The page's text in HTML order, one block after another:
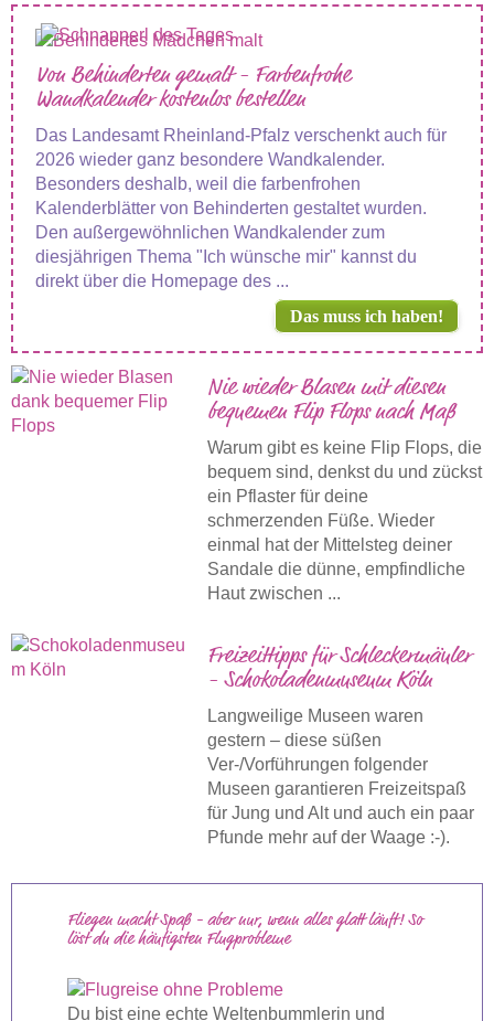
Von Behinderten gemalt - Farbenfrohe
Wandkalender kostenlos bestellen
Das Landesamt Rheinland-Pfalz verschenkt auch für
2026 wieder ganz besondere Wandkalender.
Besonders deshalb, weil die farbenfrohen
Kalenderblätter von Behinderten gestaltet wurden.
Den außergewöhnlichen Wandkalender zum
diesjährigen Thema "Ich wünsche mir" kannst du
direkt über die Homepage des ...
Das muss ich haben!
Nie wieder Blasen mit diesen
bequemen Flip Flops nach Maß
Warum gibt es keine Flip Flops, die
bequem sind, denkst du und zückst
ein Pflaster für deine
schmerzenden Füße. Wieder
einmal hat der Mittelsteg deiner
Sandale die dünne, empfindliche
Haut zwischen ...
Freizeittipps für Schleckermäuler
- Schokoladenmuseum Köln
Langweilige Museen waren
gestern – diese süßen
Ver-/Vorführungen folgender
Museen garantieren Freizeitspaß
für Jung und Alt und auch ein paar
Pfunde mehr auf der Waage :-).
Fliegen macht Spaß - aber nur, wenn alles glatt läuft! So
löst du die häufigsten Flugprobleme
Du bist eine echte Weltenbummlerin und